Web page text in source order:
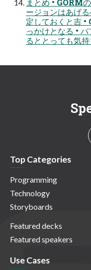
まとめ • GORM
ージョンはあげ
定しておくと吉
っかけとなる •
るととっても気
Top Categories
Programming
Technology
Storyboards
Featured decks
Featured speakers
Use Cases